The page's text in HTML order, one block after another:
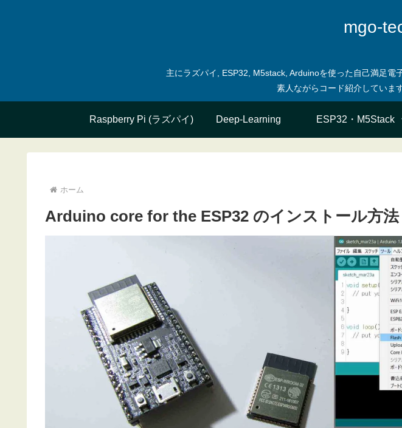
mgo-
主にラズパイ, ESP32, M5stack, Arduinoを使った自己満足電
Raspberry Pi (ラズパイ) Deep-Learning ESP32・M5Stack
ホーム
Arduino core for the ESP32 のインストール方法